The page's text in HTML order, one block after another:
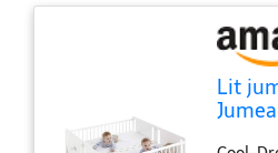
Lit